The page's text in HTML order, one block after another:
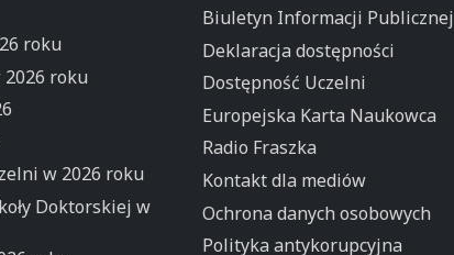
roku
2026 roku
w 2026 roku
Doktorskiej w
Biuletyn Informacji Publicznej
Deklaracja dostępności
Dostępność Uczelni
Europejska Karta Naukowca
Radio Fraszka
Kontakt dla mediów
Ochrona danych osobowych
Polityka antykorupcyjna